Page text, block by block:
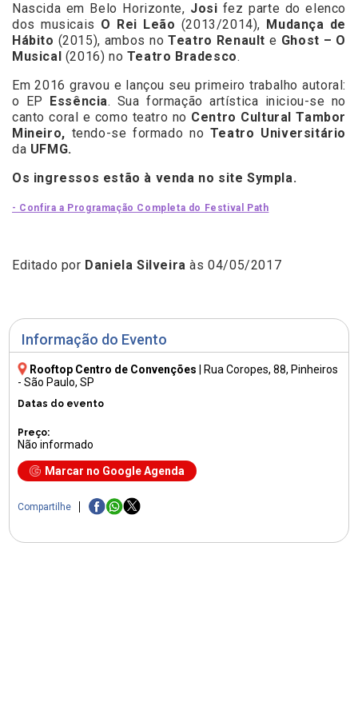
Informação do Evento
Rooftop Centro de Convenções Rua Coropes, 88, Pinheiros
- São Paulo, SP
Datas do evento
Preço:
Não informado
Marcar no Google Agenda
Compartilhe
Nascida em Belo Horizonte, Josi fez parte do elenco
dos musicais O Rei Leão (2013/2014), Mudança de
Hábito (2015), ambos noTeatro Renault e Ghost – O
Musical (2016) no Teatro Bradesco.
Em 2016 gravou e lançou seu primeiro trabalho autoral:
o EP
Essência. Sua formação artística iniciou-se no
canto coral e como teatro no Centro Cultural Tambor
Mineiro, tendo-se formado no Teatro Universitário
da UFMG.
Os ingressos estão à venda no site Sympla.
- Confira a Programação Completa do Festival Path
Editado por Daniela Silveira às 04/05/2017